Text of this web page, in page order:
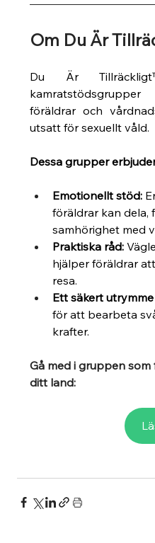
Om Du Är
Du Är
föräldrar och
utsatt för sexuellt våld. ​
Dessa grupper
Emotionellt stöd:
föräldrar kan dela,
samhörighet med
Praktiska råd:
hjälper föräldrar
resa.
Ett säkert
för att bearbeta
krafter.
Gå med i gruppen
ditt land: